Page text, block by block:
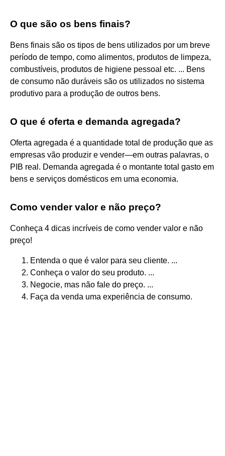
O que são os bens finais?
Bens finais são os tipos de bens utilizados por um breve
período de tempo, como alimentos, produtos de limpeza,
combustíveis, produtos de higiene pessoal etc. ... Bens
de consumo não duráveis são os utilizados no sistema
produtivo para a produção de outros bens.
O que é oferta e demanda agregada?
Oferta agregada é a quantidade total de produção que as
empresas vão produzir e vender—em outras palavras, o
PIB real. Demanda agregada é o montante total gasto em
bens e serviços domésticos em uma economia.
Como vender valor e não preço?
Conheça 4 dicas incríveis de como vender valor e não
preço!
Entenda o que é valor para seu cliente. ...
Conheça o valor do seu produto. ...
Negocie, mas não fale do preço. ...
Faça da venda uma experiência de consumo.